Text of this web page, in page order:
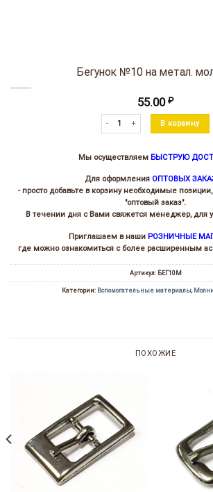
Бегунок №10 на метал.
55.00 ₽
Количество товара Бегунок
В корзину
Мы осуществляем БЫСТРУЮ
Для оформления ОПТОВЫХ
- просто добавьте в корзину необходимые
"оптовый заказ".
В течении дня с Вами свяжется менеджер, для
Приглашаем в наши РОЗНИЧНЫЕ
где можно ознакомиться с более расширенным
Артикул: БЕГ10М
Категории: Вспомогательные материалы,
ПОХОЖИЕ